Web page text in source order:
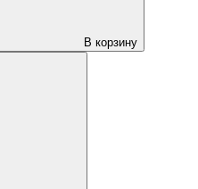
В корзину